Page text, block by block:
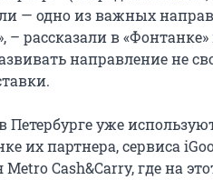
— одно из важных
– рассказали в
направление не
уже
их партнера, сервиса
Cash&Carry, где на